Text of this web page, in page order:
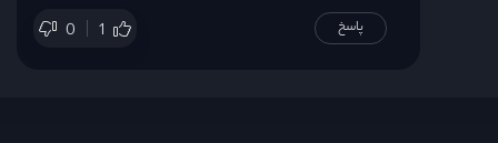
0 1 پاسخ